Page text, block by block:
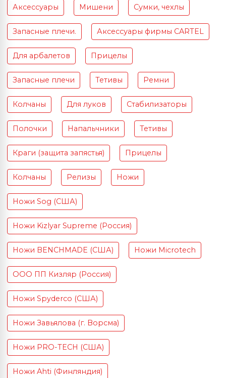
Аксессуары Мишени Сумки, чехлы
Запасные плечи. Аксессуары фирмы CARTEL
Для арбалетов Прицелы
Запасные плечи Тетивы Ремни
Колчаны Для луков Стабилизаторы
Полочки Напальчники Тетивы
Краги (защита запястья) Прицелы
Колчаны Релизы Ножи
Ножи Sog (США)
Ножи Kizlyar Supreme (Россия)
Ножи BENCHMADE (США) Ножи Microtech
ООО ПП Кизляр (Россия)
Ножи Spyderco (США)
Ножи Завьялова (г. Ворсма)
Ножи PRO-TECH (США)
Ножи Ahti (Финляндия)